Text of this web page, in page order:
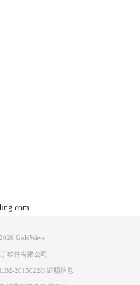
打开降噪界面
GoldWave
软件有限公司
20150228| 证照信息